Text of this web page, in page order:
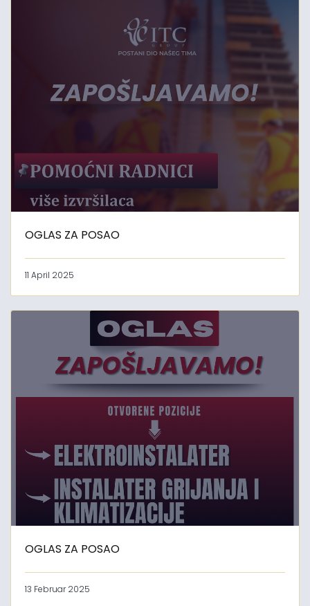
OGLAS ZA POSAO
11 April 2025
OGLAS ZA POSAO
13 Februar 2025